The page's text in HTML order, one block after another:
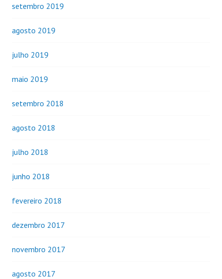
setembro 2019
agosto 2019
julho 2019
maio 2019
setembro 2018
agosto 2018
julho 2018
junho 2018
fevereiro 2018
dezembro 2017
novembro 2017
agosto 2017